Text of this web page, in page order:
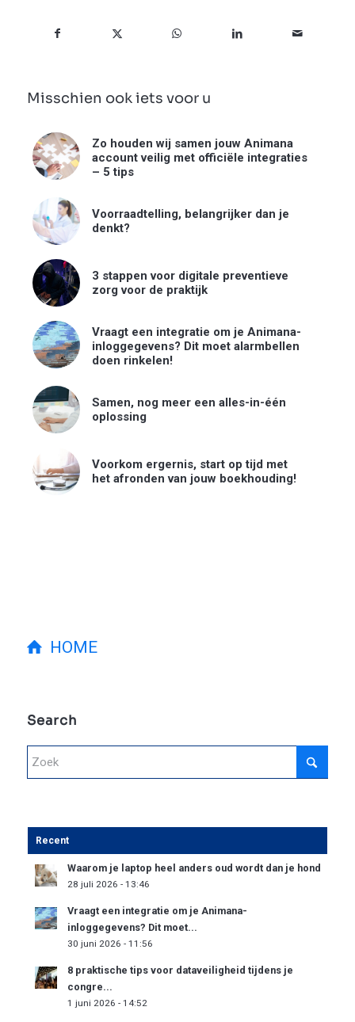
Misschien ook iets voor u
Zo houden wij samen jouw Animana
account veilig met officiële integraties
– 5 tips
Voorraadtelling, belangrijker dan je
denkt?
3 stappen voor digitale preventieve
zorg voor de praktijk
Vraagt een integratie om je Animana-
inloggegevens? Dit moet alarmbellen
doen rinkelen!
Samen, nog meer een alles-in-één
oplossing
Voorkom ergernis, start op tijd met
het afronden van jouw boekhouding!
HOME
Search
Recent
Waarom je laptop heel anders oud wordt dan je hond
28 juli 2026 - 13:46
Vraagt een integratie om je Animana-
inloggegevens? Dit moet...
30 juni 2026 - 11:56
8 praktische tips voor dataveiligheid tijdens je
congre...
1 juni 2026 - 14:52